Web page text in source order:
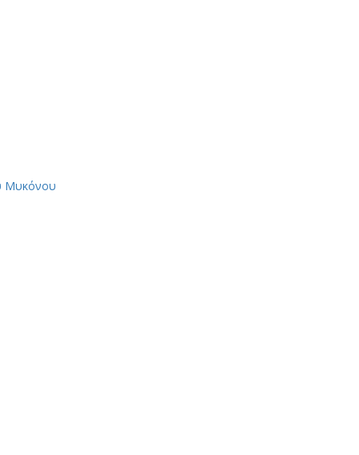
Μυκόνου